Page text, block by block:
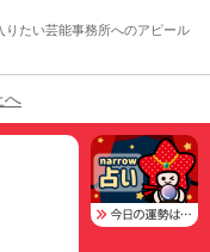
たい芸能事務所へのアピール
へ